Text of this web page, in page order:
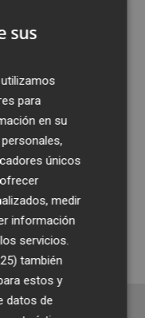
sus
para
en su
únicos
medir
información
servicios.
también
estos y
datos de